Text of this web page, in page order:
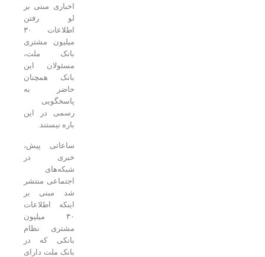
اخباری مبنی بر
لو رفتن
اطلاعات ۳۰
میلیون مشتری
بانک ملت،
مسئولان این
بانک همچنان
حاضر به
پاسخگویی
رسمی در این
باره نیستند.
ساعاتی پیش،
خبری در
شبکه‌های
اجتماعی منتشر
شد مبنی بر
اینکه اطلاعات
۳۰ میلیون
مشتری نظام
بانکی که در
بانک ملت دارای